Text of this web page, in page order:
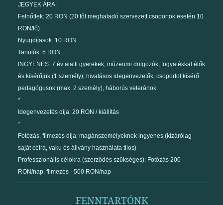
JEGYEK ÁRA:
Felnőttek: 20 RON (20 főt meghaladó szervezett csoportok esetén 10
RON/fő)
Nyugdíjasok: 10 RON
Tanulók: 5 RON
INGYENES: 7 év alatti gyerekek, múzeumi dolgozók, fogyatékkal élők
és kísérőjük (1 személy), hivatásos idegenvezetők, csoportot kísérő
pedagógusok (max. 2 személy), háborús veteránok
*
Idegenvezetés díja: 20 RON / kiállítás
*
Fotózás, filmezés díja: magánszemélyeknek ingyenes (kizárólag
saját célra, vaku és állvány használata tilos)
Professzionális célokra (szerződés szükséges): Fotózás 200
RON/nap, filmezés - 500 RON/nap
FENNTARTÓNK